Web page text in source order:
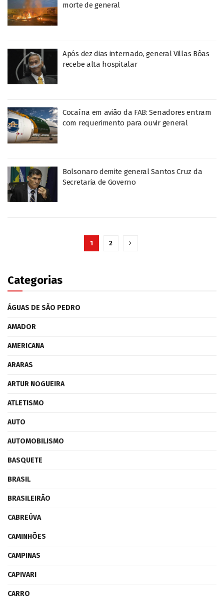
morte de general
Após dez dias internado, general Villas Bôas
recebe alta hospitalar
Cocaína em avião da FAB: Senadores entram
com requerimento para ouvir general
Bolsonaro demite general Santos Cruz da
Secretaria de Governo
1 2
Categorias
ÁGUAS DE SÃO PEDRO
AMADOR
AMERICANA
ARARAS
ARTUR NOGUEIRA
ATLETISMO
AUTO
AUTOMOBILISMO
BASQUETE
BRASIL
BRASILEIRÃO
CABREÚVA
CAMINHÕES
CAMPINAS
CAPIVARI
CARRO